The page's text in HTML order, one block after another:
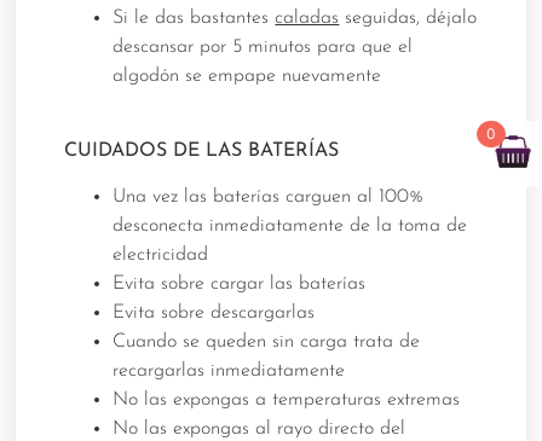
Si le das bastantescaladas seguidas, déjalo
descansar por 5 minutos para que el
algodón se empape nuevamente
CUIDADOS DE LAS BATERÍAS
Una vez las baterías carguen al 100%
desconecta inmediatamente de la toma de
electricidad
Evita sobre cargar las baterías
Evita sobre descargarlas
Cuando se queden sin carga trata de
recargarlas inmediatamente
No las expongas a temperaturas extremas
No las expongas al rayo directo del
0